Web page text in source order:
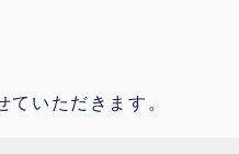
いただきます。